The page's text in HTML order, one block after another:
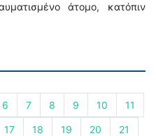
άτομο, κατόπιν
6 7 8 9 10 11
17 18 19 20 21